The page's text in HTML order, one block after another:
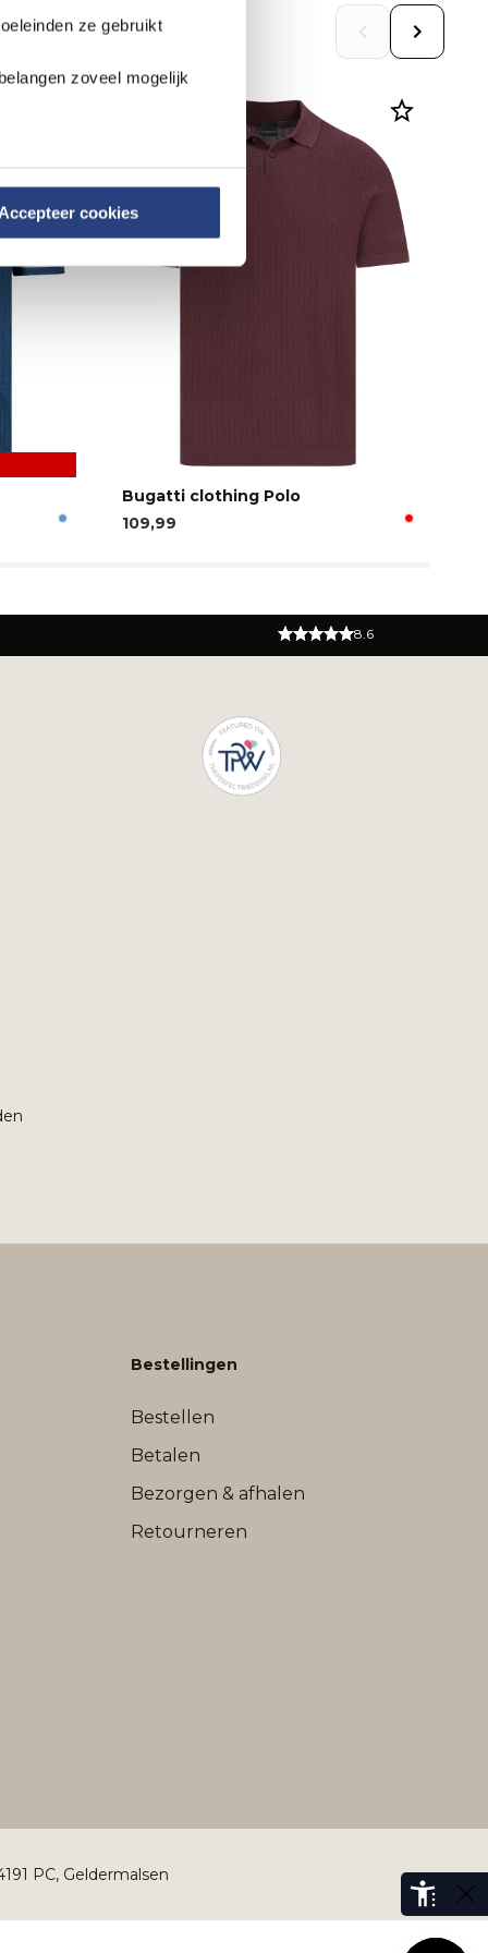
ze gebruikt
zoveel mogelijk
cookies
Bugatti clothing Polo
109,99
8.6
Bestellingen
Bestellen
Betalen
Bezorgen & afhalen
Retourneren
PC, Geldermalsen